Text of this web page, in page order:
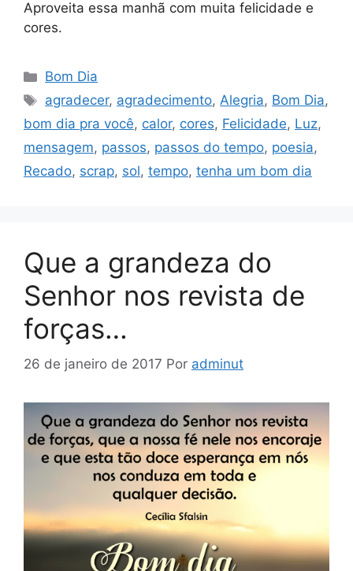
Aproveita essa manhã com muita felicidade e
cores.
Categorias
Bom Dia
Tags
agradecer, agradecimento,Alegria, Bom Dia,
bom dia pra você, calor, cores, Felicidade, Luz,
mensagem, passos, passos do tempo, poesia,
Recado, scrap, sol, tempo, tenha um bom dia
Que a grandeza do
Senhor nos revista de
forças…
26 de janeiro de 2017 Por adminut